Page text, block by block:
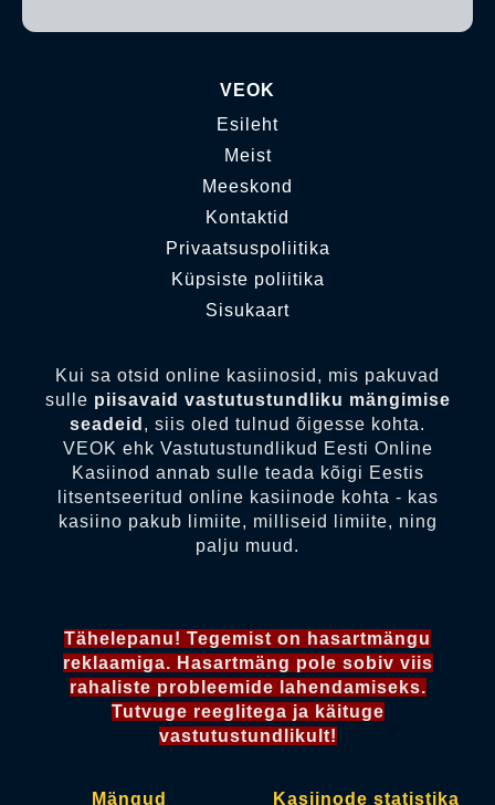
VEOK
Esileht
Meist
Meeskond
Kontaktid
Privaatsuspoliitika
Küpsiste poliitika
Sisukaart
Kui sa otsid online kasiinosid, mis pakuvad
sulle piisavaid vastutustundliku mängimise
seadeid , siis oled tulnud õigesse kohta.
VEOK ehk Vastutustundlikud Eesti Online
Kasiinod annab sulle teada kõigi Eestis
litsentseeritud online kasiinode kohta - kas
kasiino pakub limiite, milliseid limiite, ning
palju muud.
Tähelepanu! Tegemist on hasartmängu
reklaamiga. Hasartmäng pole sobiv viis
rahaliste probleemide lahendamiseks.
Tutvuge reeglitega ja käituge
vastutustundlikult!
Mängud Kasiinode statistika